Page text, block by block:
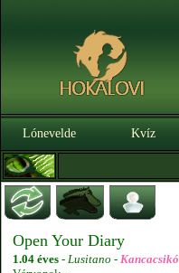
Lónevelde Kvíz
Open Your Diary
1.04 éves - Lusitano - Kancacsikó